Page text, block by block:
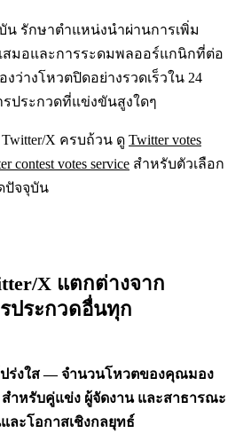
รักษาตำแหน่งนำผ่านการเพิ่ม
สมอและการระดมพลออร์แกนิกที่ต่อ
ว่างโหวตปิดอย่างรวดเร็วใน 24
ประกวดที่แข่งขันสูงใดๆ
X ครบถ้วน ดู Twitter votes
contest votes service สำหรับตัวเลือก
ปัจจุบัน
X แตกต่างจาก
ประกวดอื่นทุก
ปร่งใส — จำนวนโหวตของคุณมอง
สำหรับคู่แข่ง ผู้จัดงาน และสาธารณะ
ละโอกาสเชิงกลยุทธ์